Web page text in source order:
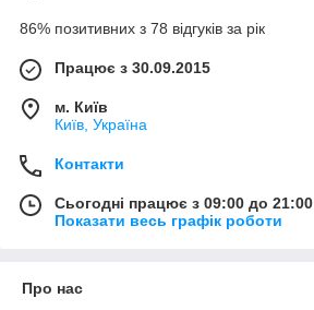
86% позитивних з 78 відгуків за рік
Працює з 30.09.2015
м. Київ
Київ, Україна
Контакти
Сьогодні працює з 09:00 до 21:00
Показати весь графік роботи
Про нас